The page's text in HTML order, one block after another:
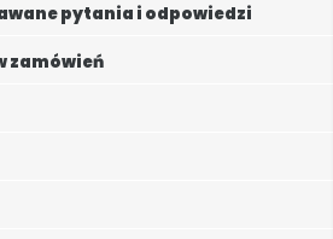
pytania i odpowiedzi
zamówień